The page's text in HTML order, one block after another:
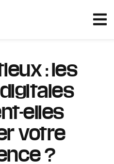
: les
elles
votre
?